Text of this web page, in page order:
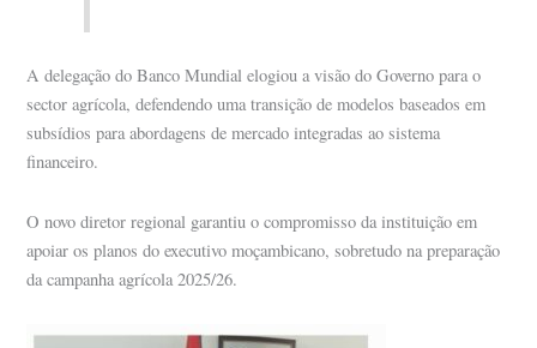
A delegação do Banco Mundial elogiou a visão do Governo para o
sector agrícola, defendendo uma transição de modelos baseados em
subsídios para abordagens de mercado integradas ao sistema
financeiro.
O novo diretor regional garantiu o compromisso da instituição em
apoiar os planos do executivo moçambicano, sobretudo na preparação
da campanha agrícola 2025/26.